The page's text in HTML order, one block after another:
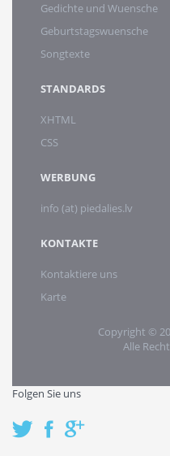
Gedichte und Wuensche
Geburtstagswuensche
Songtexte
STANDARDS
XHTML
CSS
WERBUNG
info (at) piedalies.lv
KONTAKTE
Kontaktiere uns
Karte
Copyright ©
Alle
Folgen Sie uns